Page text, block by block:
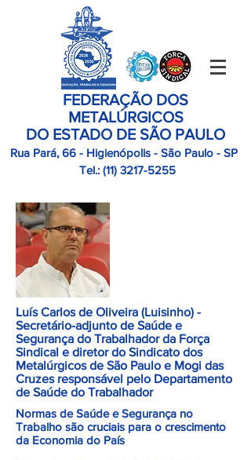
FEDERAÇÃO DOS
METALÚRGICOS
DO ESTADO DE SÃO PAULO
Rua Pará, 66 - Higienópolis - São Paulo - SP
Tel.: (11) 3217-5255
Luís Carlos de Oliveira (Luisinho) -
Secretário-adjunto de Saúde e
Segurança do Trabalhador da Força
Sindical e diretor do Sindicato dos
Metalúrgicos de São Paulo e Mogi das
Cruzes responsável pelo Departamento
de Saúde do Trabalhador
Normas de Saúde e Segurança no
Trabalho são cruciais para o crescimento
da Economia do País